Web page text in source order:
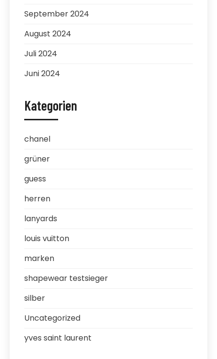
September 2024
August 2024
Juli 2024
Juni 2024
Kategorien
chanel
grüner
guess
herren
lanyards
louis vuitton
marken
shapewear testsieger
silber
Uncategorized
yves saint laurent